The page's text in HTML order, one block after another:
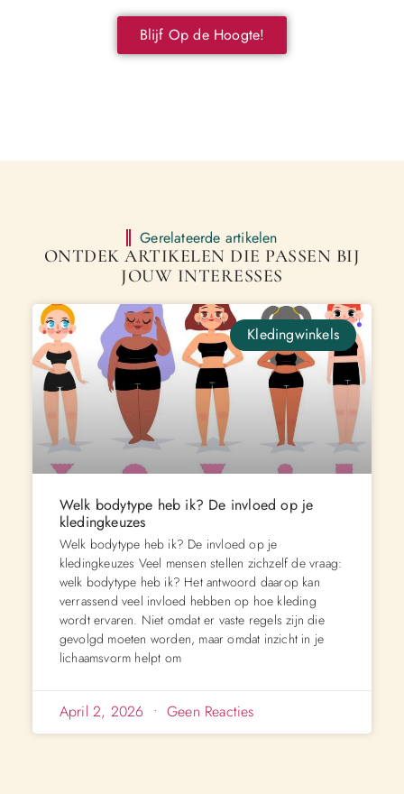
Blijf Op de Hoogte!
Gerelateerde artikelen
ONTDEK ARTIKELEN DIE PASSEN BIJ
JOUW INTERESSES
Kledingwinkels
Welk bodytype heb ik? De invloed op je
kledingkeuzes
Welk bodytype heb ik? De invloed op je
kledingkeuzes Veel mensen stellen zichzelf de vraag:
welk bodytype heb ik? Het antwoord daarop kan
verrassend veel invloed hebben op hoe kleding
wordt ervaren. Niet omdat er vaste regels zijn die
gevolgd moeten worden, maar omdat inzicht in je
lichaamsvorm helpt om
April 2, 2026 Geen Reacties